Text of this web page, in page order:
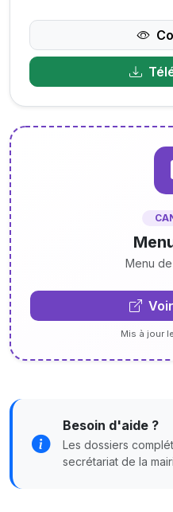
Menu
Mis à jour
Besoin d'aide ?
Les dossiers
secrétariat de la